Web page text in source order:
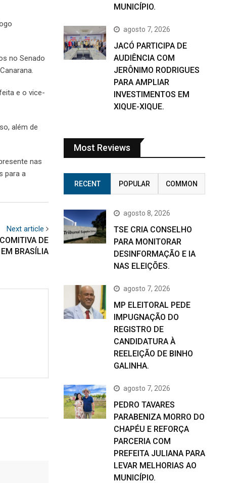
no Senado
e o vice-
além de
nas
para a
Next article
DE
BRASÍLIA
MUNICÍPIO.
agosto 7, 2026
JACÓ PARTICIPA DE
AUDIÊNCIA COM
JERÔNIMO RODRIGUES
PARA AMPLIAR
INVESTIMENTOS EM
XIQUE-XIQUE.
Most Reviews
RECENT POPULAR COMMON
agosto 8, 2026
TSE CRIA CONSELHO
PARA MONITORAR
DESINFORMAÇÃO E IA
NAS ELEIÇÕES.
agosto 7, 2026
MP ELEITORAL PEDE
IMPUGNAÇÃO DO
REGISTRO DE
CANDIDATURA À
REELEIÇÃO DE BINHO
GALINHA.
agosto 7, 2026
PEDRO TAVARES
PARABENIZA MORRO DO
CHAPÉU E REFORÇA
PARCERIA COM
PREFEITA JULIANA PARA
LEVAR MELHORIAS AO
MUNICÍPIO.